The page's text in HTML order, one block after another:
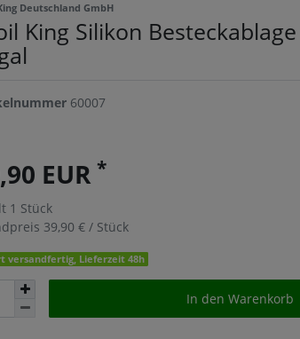
Deutschland GmbH
King Silikon
60007
EUR *
1 Stück
39,90 € / Stück
versandfertig, Lieferzeit 48h
In den Warenkorb